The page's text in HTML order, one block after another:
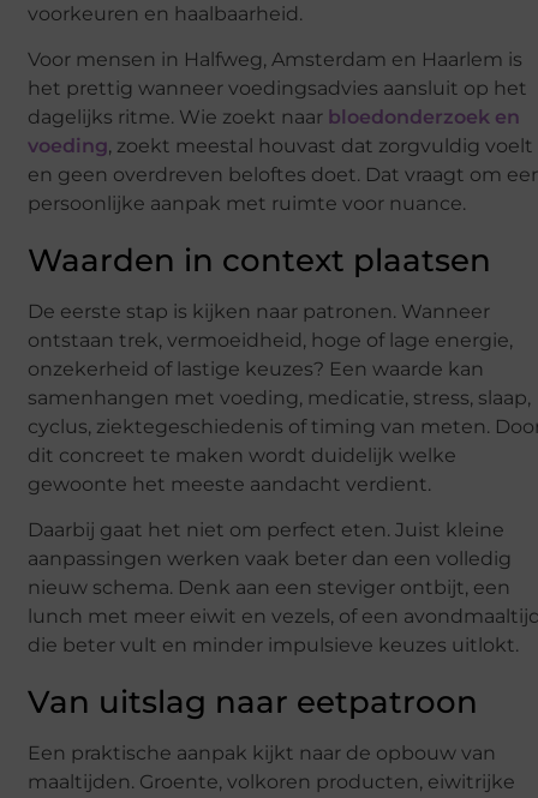
voorkeuren en haalbaarheid.
Voor mensen in Halfweg, Amsterdam en Haarlem is
het prettig wanneer voedingsadvies aansluit op het
dagelijks ritme. Wie zoekt naar bloedonderzoek en
voeding, zoekt meestal houvast dat zorgvuldig voelt
en geen overdreven beloftes doet. Dat vraagt om
persoonlijke aanpak met ruimte voor nuance.
Waarden in context plaatsen
De eerste stap is kijken naar patronen. Wanneer
ontstaan trek, vermoeidheid, hoge of lage energie,
onzekerheid of lastige keuzes? Een waarde kan
samenhangen met voeding, medicatie, stress, slaap,
cyclus, ziektegeschiedenis of timing van meten.
dit concreet te maken wordt duidelijk welke
gewoonte het meeste aandacht verdient.
Daarbij gaat het niet om perfect eten. Juist kleine
aanpassingen werken vaak beter dan een volledig
nieuw schema. Denk aan een steviger ontbijt, een
lunch met meer eiwit en vezels, of een
die beter vult en minder impulsieve keuzes uitlokt.
Van uitslag naar eetpatroon
Een praktische aanpak kijkt naar de opbouw van
maaltijden. Groente, volkoren producten, eiwitrijke